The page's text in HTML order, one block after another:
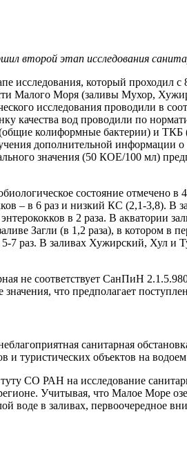
этап исследования
исследования, который проходил
Малого Моря (заливы Мухор,
исследования проводили в
качества вод проводили по
колиформные бактерии) и
дополнительной информации о
значения (50 КОЕ/100 мл)
состояние отмечено
– в 6 раз и низкий КС (2,1-3,8). В
в 2 раза. В акватории
Загли (в 1,2 раза), в котором в
7 раз. В заливах Хужирский, Хул
не соответствует СанПиН
что предполагает
санитарная
объектов на водоем
СО РАН на исследование
Учитывая, что Малое Море
воде в заливах, первоочередное